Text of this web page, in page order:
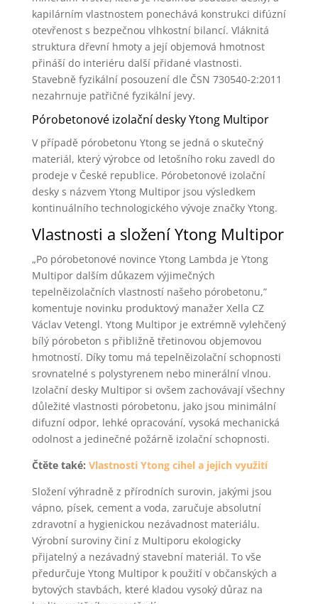
kapilárním vlastnostem ponechává konstrukci difúzní
otevřenost s bezpečnou vlhkostní bilancí. Vláknitá
struktura dřevní hmoty a její objemová hmotnost
přináší do interiéru další přidané vlastnosti.
Stavebně fyzikální posouzení dle ČSN 730540-2:2011
nezahrnuje patřičné fyzikální jevy.
Pórobetonové izolační desky Ytong Multipor
V případě pórobetonu Ytong se jedná o skutečný
materiál, který výrobce od letošního roku zavedl do
prodeje v České republice. Pórobetonové izolační
desky s názvem Ytong Multipor jsou výsledkem
kontinuálního technologického vývoje značky Ytong.
Vlastnosti a složení Ytong Multipor
„Po pórobetonové novince Ytong Lambda je Ytong
Multipor dalším důkazem výjimečných
tepelněizolačních vlastností našeho pórobetonu,”
komentuje novinku produktový manažer Xella CZ
Václav Vetengl. Ytong Multipor je extrémně vylehčený
bílý pórobeton s přibližně třetinovou objemovou
hmotností. Díky tomu má tepelněizolační schopnosti
srovnatelné s polystyrenem nebo minerální vlnou.
Izolační desky Multipor si ovšem zachovávají všechny
důležité vlastnosti pórobetonu, jako jsou minimální
difuzní odpor, lehké opracování, vysoká mechanická
odolnost a jedinečné požárně izolační schopnosti.
Čtěte také: Vlastnosti Ytong cihel a jejich využití
Složení výhradně z přírodních surovin, jakými jsou
vápno, písek, cement a voda, zaručuje absolutní
zdravotní a hygienickou nezávadnost materiálu.
Výrobní suroviny činí z Multiporu ekologicky
přijatelný a nezávadný stavební materiál. To vše
předurčuje Ytong Multipor k použití v občanských a
bytových stavbách, které kladou vysoký důraz na